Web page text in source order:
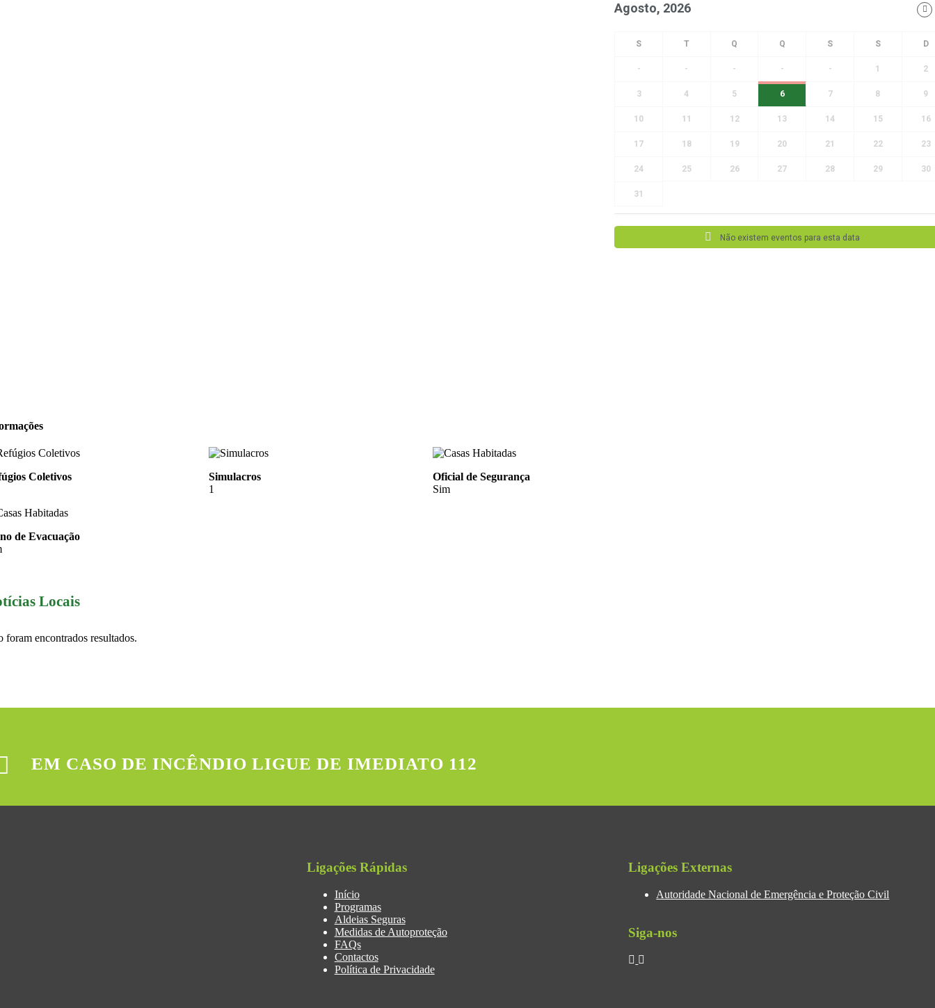
Coletivos
Simulacros
1
Oficial de Segurança
Sim
de Evacuação
Locais
foram encontrados resultados.
Agosto, 2026
- - - - - 1 2
3 4 5 6 7 8 9
10 11 12 13 14 15 16
17 18 19 20 21 22 23
24 25 26 27 28 29 30
31
Não existem eventos para esta data
EM CASO DE INCÊNDIO LIGUE DE IMEDIATO 112
Ligações Rápidas
Início
Programas
Aldeias Seguras
Medidas de Autoproteção
FAQs
Contactos
Política de Privacidade
Ligações Externas
Autoridade Nacional de Emergência e Proteção Civil
Siga-nos